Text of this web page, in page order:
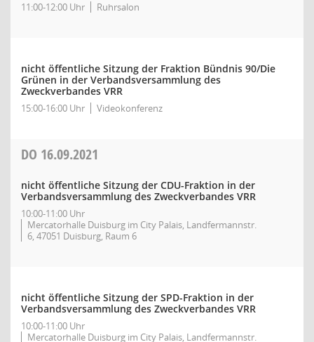
11:00-12:00 Uhr Ruhrsalon
nicht öffentliche Sitzung der Fraktion Bündnis 90/Die
Grünen in der Verbandsversammlung des
Zweckverbandes VRR
15:00-16:00 Uhr Videokonferenz
DO 16.09.2021
nicht öffentliche Sitzung der CDU-Fraktion in der
Verbandsversammlung des Zweckverbandes VRR
10:00-11:00 Uhr
Mercatorhalle Duisburg im City Palais, Landfermannstr.
6, 47051 Duisburg, Raum 6
nicht öffentliche Sitzung der SPD-Fraktion in der
Verbandsversammlung des Zweckverbandes VRR
10:00-11:00 Uhr
Mercatorhalle Duisburg im City Palais, Landfermannstr.